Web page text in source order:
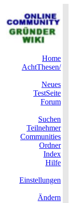
Home
AchtThesen/
Neues
TestSeite
Forum
Suchen
Teilnehmer
Communities
Ordner
Index
Hilfe
Einstellungen
Ändern